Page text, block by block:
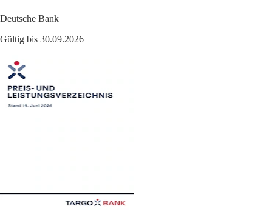
Deutsche Bank
Gültig bis 30.09.2026